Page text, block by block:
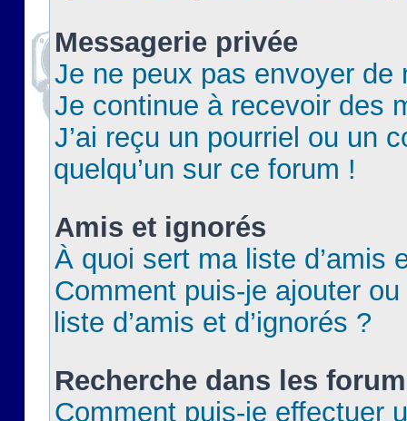
Messagerie privée
Je ne peux pas envoyer de
Je continue à recevoir des
J’ai reçu un pourriel ou un
quelqu’un sur ce forum !
Amis et ignorés
À quoi sert ma liste d’amis
Comment puis-je ajouter
liste d’amis et d’ignorés ?
Recherche dans les
Comment puis-je effectuer